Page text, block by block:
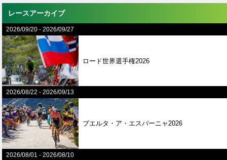
レースアーカイブ
2026/09/20 -2026/09/27
ロード世界選手権2026
2026/08/22 -2026/09/13
ブエルタ・ア・エスパーニャ2026
2026/08/01 -2026/08/10